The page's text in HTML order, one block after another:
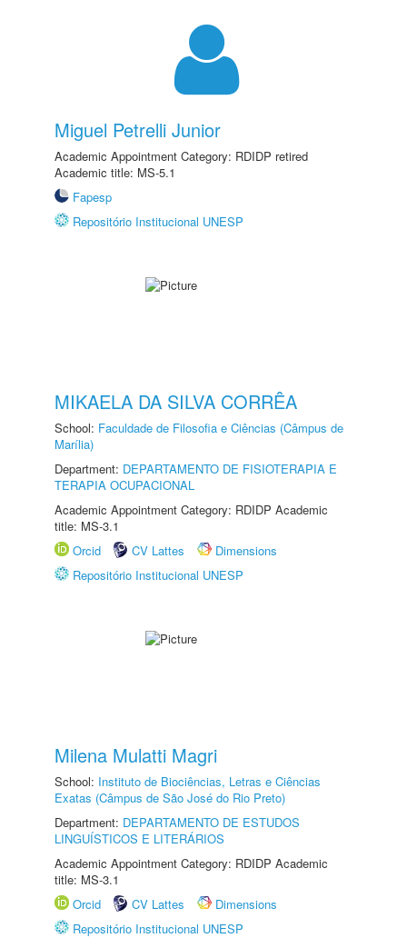
Miguel Petrelli Junior
Academic Appointment Category: RDIDP retired
Academic title: MS-5.1
Fapesp
Repositório Institucional UNESP
MIKAELA DA SILVA CORRÊA
School: Faculdade de Filosofia e Ciências (Câmpus de
Marília)
Department: DEPARTAMENTO DE FISIOTERAPIA E
TERAPIA OCUPACIONAL
Academic Appointment Category: RDIDP Academic
title: MS-3.1
Orcid
CV Lattes
Dimensions
Repositório Institucional UNESP
Milena Mulatti Magri
School: Instituto de Biociências, Letras e Ciências
Exatas (Câmpus de São José do Rio Preto)
Department: DEPARTAMENTO DE ESTUDOS
LINGUÍSTICOS E LITERÁRIOS
Academic Appointment Category: RDIDP Academic
title: MS-3.1
Orcid
CV Lattes
Dimensions
Repositório Institucional UNESP